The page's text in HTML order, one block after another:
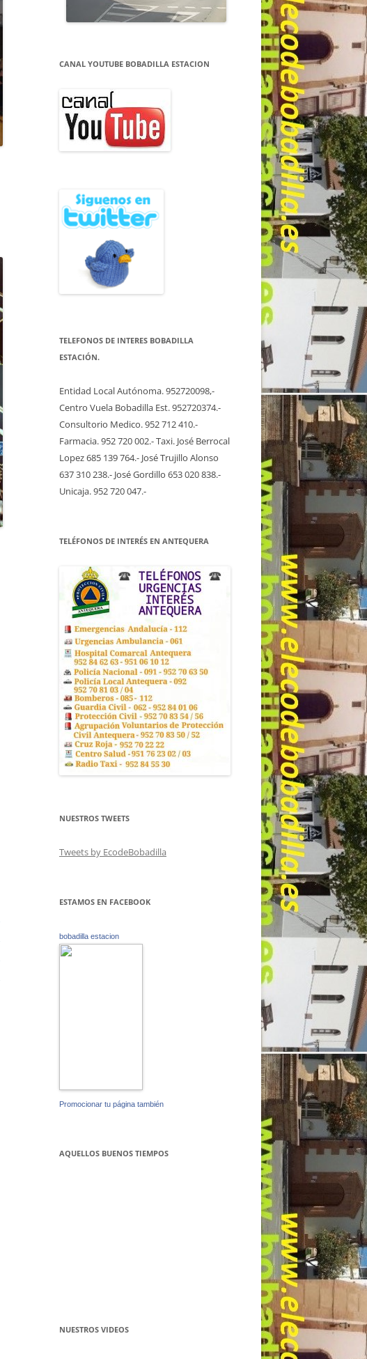
CANAL YOUTUBE BOBADILLA ESTACION
TELEFONOS DE INTERES BOBADILLA
ESTACIÓN.
Entidad Local Autónoma. 952720098,-
Centro Vuela Bobadilla Est. 952720374.-
Consultorio Medico. 952 712 410.-
Farmacia. 952 720 002.- Taxi. José Berrocal
Lopez 685 139 764.- José Trujillo Alonso
637 310 238.- José Gordillo 653 020 838.-
Unicaja. 952 720 047.-
TELÉFONOS DE INTERÉS EN ANTEQUERA
NUESTROS TWEETS
Tweets by EcodeBobadilla
ESTAMOS EN FACEBOOK
bobadilla estacion
Promocionar tu página también
AQUELLOS BUENOS TIEMPOS
NUESTROS VIDEOS